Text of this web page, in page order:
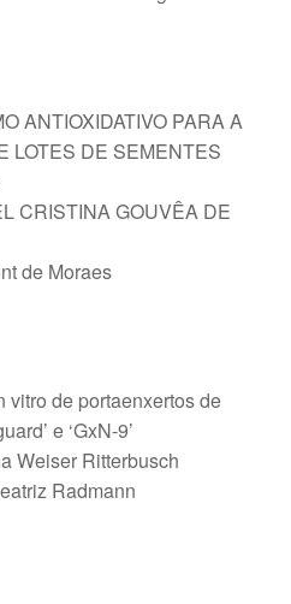
ANTIOXIDATIVO PARA A
LOTES DE SEMENTES
CRISTINA GOUVÊA DE
de Moraes
vitro de portaenxertos de
e ‘GxN-9’
Weiser Ritterbusch
Radmann